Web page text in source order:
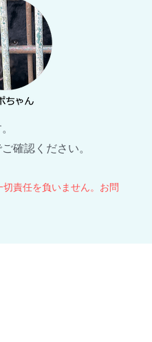
ご確認ください。
責任を負いません。お問